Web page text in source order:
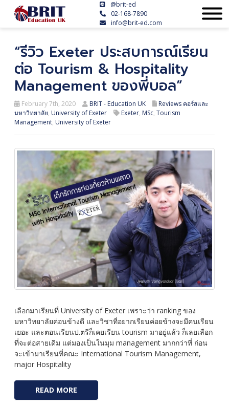
@brit-ed
02-168-7890
info@brit-ed.com
“รีวิว Exeter ประสบการณ์เรียน
ต่อ Tourism & Hospitality
Management ของพี่บอล”
February 7th, 2020 BRIT - Education UK
Reviews คอร์สและ
มหาวิทยาลัย, University of Exeter Exeter, MSc, Tourism
Management, University of Exeter
เลือกมาเรียนที่ University of Exeter เพราะว่า ranking ของ
มหาวิทยาลัยค่อนข้างดี และวิชาที่อยากเรียนค่อยข้างจะมีคนเรียน
เยอะ และตอนเรียนป.ตรีก็เคยเรียน tourism มาอยู่แล้ว ก็เลยเลือก
ที่จะต่อสายเดิม แต่มองเป็นในมุม management มากกว่าที่ ก่อน
จะเข้ามาเรียนที่คณะ International Tourism Management,
major Hospitality
READ MORE